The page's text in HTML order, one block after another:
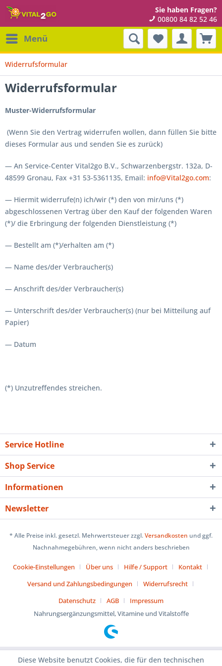
Sie haben Fragen?
00800 84 82 52 46
Menü
Widerrufsformular
Widerrufsformular
Muster-Widerrufsformular
(Wenn Sie den Vertrag widerrufen wollen, dann füllen Sie bitte
dieses Formular aus und senden Sie es zurück)
— An Service-Center Vital2go B.V., Schwarzenbergstr. 132a, D-
48599 Gronau, Fax +31 53-5361135, Email: info@Vital2go.com:
— Hiermit widerrufe(n) ich/wir (*) den von mir/uns (*)
abgeschlossenen Vertrag über den Kauf der folgenden Waren
(*)/ die Erbringung der folgenden Dienstleistung (*)
— Bestellt am (*)/erhalten am (*)
— Name des/der Verbraucher(s)
— Anschrift des/der Verbraucher(s)
— Unterschrift des/der Verbraucher(s) (nur bei Mitteilung auf
Papier)
— Datum
(*) Unzutreffendes streichen.
Service Hotline
Shop Service
Informationen
Newsletter
* Alle Preise inkl. gesetzl. Mehrwertsteuer zzgl.Versandkosten und ggf.
Nachnahmegebühren, wenn nicht anders beschrieben
Cookie-Einstellungen Über uns Hilfe / Support
Kontakt
Versand und Zahlungsbedingungen
Widerrufsrecht
Datenschutz
AGB
Impressum
Nahrungsergänzungsmittel, Vitamine und Vitalstoffe
Diese Website benutzt Cookies, die für den technischen